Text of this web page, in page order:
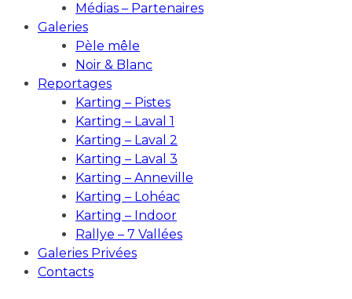
Médias – Partenaires
Galeries
Pèle mêle
Noir & Blanc
Reportages
Karting – Pistes
Karting – Laval 1
Karting – Laval 2
Karting – Laval 3
Karting – Anneville
Karting – Lohéac
Karting – Indoor
Rallye – 7 Vallées
Galeries Privées
Contacts